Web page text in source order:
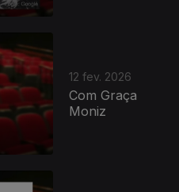
12 fev. 2026
Com Graça
Moniz